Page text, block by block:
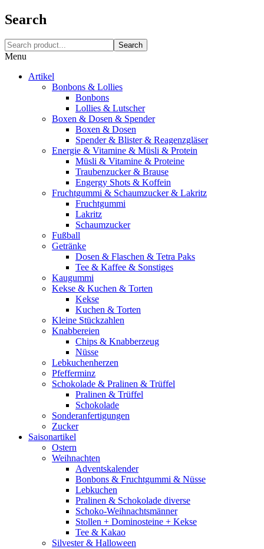
Search
Search
Menu
Artikel
Bonbons & Lollies
Bonbons
Lollies & Lutscher
Boxen & Dosen & Spender
Boxen & Dosen
Spender & Blister & Reagenzgläser
Energie & Vitamine & Müsli & Protein
Müsli & Vitamine & Proteine
Traubenzucker & Brause
Engergy Shots & Koffein
Fruchtgummi & Schaumzucker & Lakritz
Fruchtgummi
Lakritz
Schaumzucker
Fußball
Getränke
Dosen & Flaschen & Tetra Paks
Tee & Kaffee & Sonstiges
Kaugummi
Kekse & Kuchen & Torten
Kekse
Kuchen & Torten
Kleine Stückzahlen
Knabbereien
Chips & Knabberzeug
Nüsse
Lebkuchenherzen
Pfefferminz
Schokolade & Pralinen & Trüffel
Pralinen & Trüffel
Schokolade
Sonderanfertigungen
Zucker
Saisonartikel
Ostern
Weihnachten
Adventskalender
Bonbons & Fruchtgummi & Nüsse
Lebkuchen
Pralinen & Schokolade diverse
Schoko-Weihnachtsmänner
Stollen + Dominosteine + Kekse
Tee & Kakao
Silvester & Halloween